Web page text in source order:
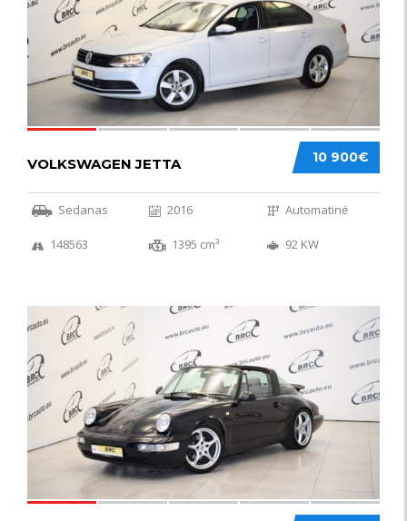
10 900€
VOLKSWAGEN JETTA
Sedanas 2016 Automatinė
148563 1395 cm³ 92 KW
59